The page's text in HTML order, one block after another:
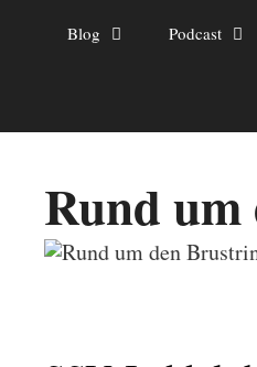
Blog Podcast
Rund